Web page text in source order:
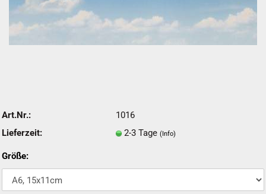
Art.Nr.:
1016
Lieferzeit:
2-3 Tage (Info)
Größe: